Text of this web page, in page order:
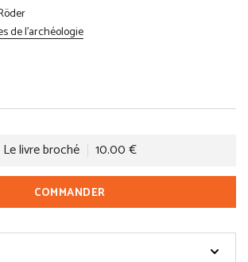
de l'archéologie
Le livre broché 10.00 €
COMMANDER